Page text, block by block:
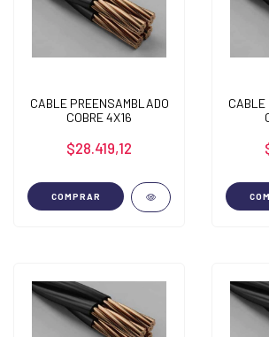
CABLE PREENSAMBLADO
COBRE 4X16
$28.419,12
COMPRAR
CABLE